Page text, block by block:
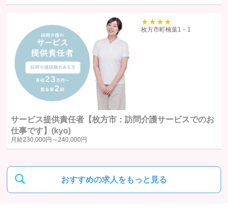
統計処理されたデータの利用
当社は、提供を受けた個人情報をもとに、個人を特定できないよう加工
した統計データを作成することがあります。個人を特定できない統計デ
ータについては、当社は何ら制限なく利用することができるものとしま
ご質問及びご苦情の窓口
下記の窓口にご連絡ください。
おすすめの求人をもっと見る
サービス提供責任者【枚方市：訪問介護サービスでのお
仕事です】(kyo)
月給230,000円～ 240,000円
39
枚方市町楠葉1－1